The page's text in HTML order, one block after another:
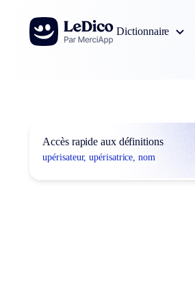
Aller au contenu
Dictionnaire
Accès rapide aux définitions
upérisateur, upérisatrice, nom